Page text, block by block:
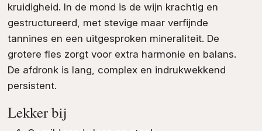
kruidigheid. In de mond is de wijn krachtig en
gestructureerd, met stevige maar verfijnde
tannines en een uitgesproken mineraliteit. De
grotere fles zorgt voor extra harmonie en balans.
De afdronk is lang, complex en indrukwekkend
persistent.
Lekker bij